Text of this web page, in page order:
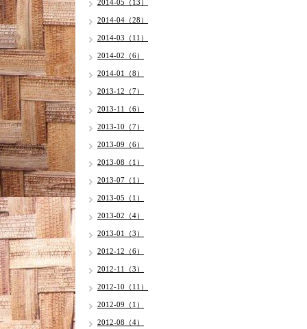
2014-05（13）
2014-04（28）
2014-03（11）
2014-02（6）
2014-01（8）
2013-12（7）
2013-11（6）
2013-10（7）
2013-09（6）
2013-08（1）
2013-07（1）
2013-05（1）
2013-02（4）
2013-01（3）
2012-12（6）
2012-11（3）
2012-10（11）
2012-09（1）
2012-08（4）